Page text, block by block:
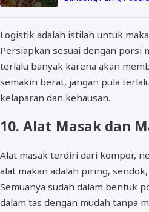
Logistik adalah istilah untuk
Persiapkan sesuai dengan porsi
terlalu banyak karena akan
semakin berat, jangan pula
kelaparan dan kehausan.
10. Alat Masak dan
Alat masak terdiri dari kompor,
alat makan adalah piring,
Semuanya sudah dalam bentuk
dalam tas dengan mudah tanpa